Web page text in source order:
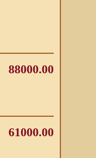
88000.00
61000.00